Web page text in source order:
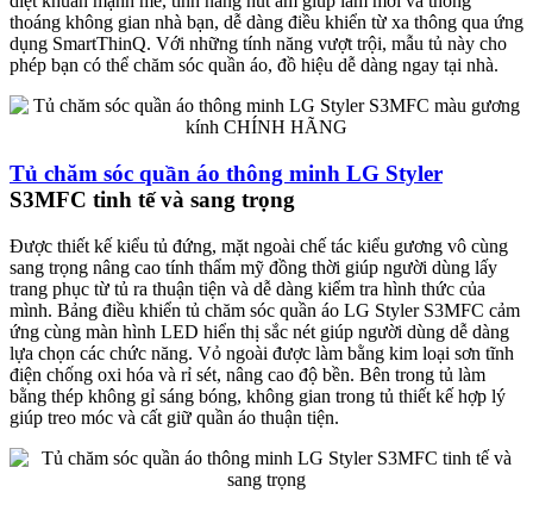
thoáng không gian nhà bạn, dễ dàng điều khiển từ xa thông qua ứng
dụng SmartThinQ. Với những tính năng vượt trội, mẫu tủ này cho
phép bạn có thể chăm sóc quần áo, đồ hiệu dễ dàng ngay tại nhà.
Tủ chăm sóc quần áo thông minh LG Styler
S3MFC tinh tế và sang trọng
Được thiết kế kiểu tủ đứng, mặt ngoài chế tác kiểu gương vô cùng
sang trọng nâng cao tính thẩm mỹ đồng thời giúp người dùng lấy
trang phục từ tủ ra thuận tiện và dễ dàng kiểm tra hình thức của
mình. Bảng điều khiển tủ chăm sóc quần áo LG Styler S3MFC cảm
ứng cùng màn hình LED hiển thị sắc nét giúp người dùng dễ dàng
lựa chọn các chức năng. Vỏ ngoài được làm bằng kim loại sơn tĩnh
điện chống oxi hóa và rỉ sét, nâng cao độ bền. Bên trong tủ làm
bằng thép không gỉ sáng bóng, không gian trong tủ thiết kế hợp lý
giúp treo móc và cất giữ quần áo thuận tiện.